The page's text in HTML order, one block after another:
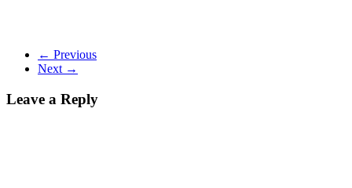
← Previous
Next →
Leave a Reply